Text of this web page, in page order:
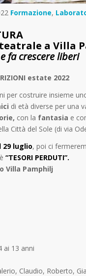
Formazione,
a Villa
e fa crescere
estate 2022
per costruire insieme
di età diverse per una
con la fantasia e
Città del Sole (di via
29 luglio, poi ci
“TESORI PERDUTI”.
Villa Pamphilj
ai 13 anni
Claudio, Roberto,